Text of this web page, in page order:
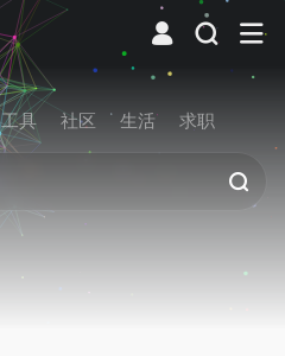
工具 社区 生活 求职